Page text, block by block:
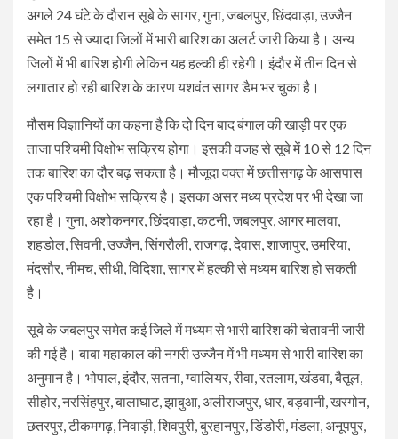
अगले 24 घंटे के दौरान सूबे के सागर, गुना, जबलपुर, छिंदवाड़ा, उज्जैन
समेत 15 से ज्यादा जिलों में भारी बारिश का अलर्ट जारी किया है। अन्य
जिलों में भी बारिश होगी लेकिन यह हल्की ही रहेगी। इंदौर में तीन दिन से
लगातार हो रही बारिश के कारण यशवंत सागर डैम भर चुका है।
मौसम विज्ञानियों का कहना है कि दो दिन बाद बंगाल की खाड़ी पर एक
ताजा पश्चिमी विक्षोभ सक्रिय होगा। इसकी वजह से सूबे में 10 से 12 दिन
तक बारिश का दौर बढ़ सकता है। मौजूदा वक्त में छत्तीसगढ़ के आसपास
एक पश्चिमी विक्षोभ सक्रिय है। इसका असर मध्य प्रदेश पर भी देखा जा
रहा है। गुना, अशोकनगर, छिंदवाड़ा, कटनी, जबलपुर, आगर मालवा,
शहडोल, सिवनी, उज्जैन, सिंगरौली, राजगढ़, देवास, शाजापुर, उमरिया,
मंदसौर, नीमच, सीधी, विदिशा, सागर में हल्की से मध्यम बारिश हो सकती
है।
सूबे के जबलपुर समेत कई जिले में मध्यम से भारी बारिश की चेतावनी जारी
की गई है। बाबा महाकाल की नगरी उज्जैन में भी मध्यम से भारी बारिश का
अनुमान है। भोपाल, इंदौर, सतना, ग्वालियर, रीवा, रतलाम, खंडवा, बैतूल,
सीहोर, नरसिंहपुर, बालाघाट, झाबुआ, अलीराजपुर, धार, बड़वानी, खरगोन,
छतरपुर, टीकमगढ़, निवाड़ी, शिवपुरी, बुरहानपुर, डिंडोरी, मंडला, अनूपपुर,